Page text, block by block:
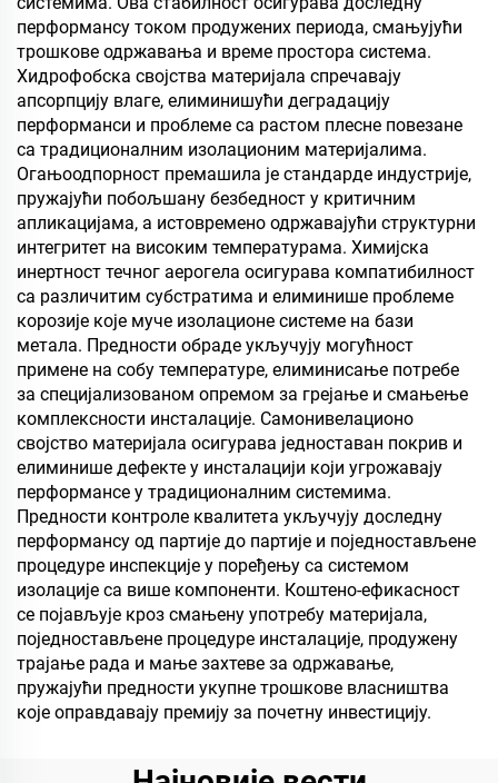
перформансу током продужених периода, смањујући
трошкове одржавања и време простора система.
Хидрофобска својства материјала спречавају
апсорпцију влаге, елиминишући деградацију
перформанси и проблеме са растом плесне повезане
са традиционалним изолационим материјалима.
Огањоодпорност премашила је стандарде индустрије,
пружајући побољшану безбедност у критичним
апликацијама, а истовремено одржавајући структурни
интегритет на високим температурама. Химијска
инертност течног аерогела осигурава компатибилност
са различитим субстратима и елиминише проблеме
корозије које муче изолационе системе на бази
метала. Предности обраде укључују могућност
примене на собу температуре, елиминисање потребе
за специјализованом опремом за грејање и смањење
комплексности инсталације. Самонивелационо
својство материјала осигурава једноставан покрив и
елиминише дефекте у инсталацији који угрожавају
перформансе у традиционалним системима.
Предности контроле квалитета укључују доследну
перформансу од партије до партије и поједностављене
процедуре инспекције у поређењу са системом
изолације са више компоненти. Коштено-ефикасност
се појављује кроз смањену употребу материјала,
поједностављене процедуре инсталације, продужену
трајање рада и мање захтеве за одржавање,
пружајући предности укупне трошкове власништва
које оправдавају премију за почетну инвестицију.